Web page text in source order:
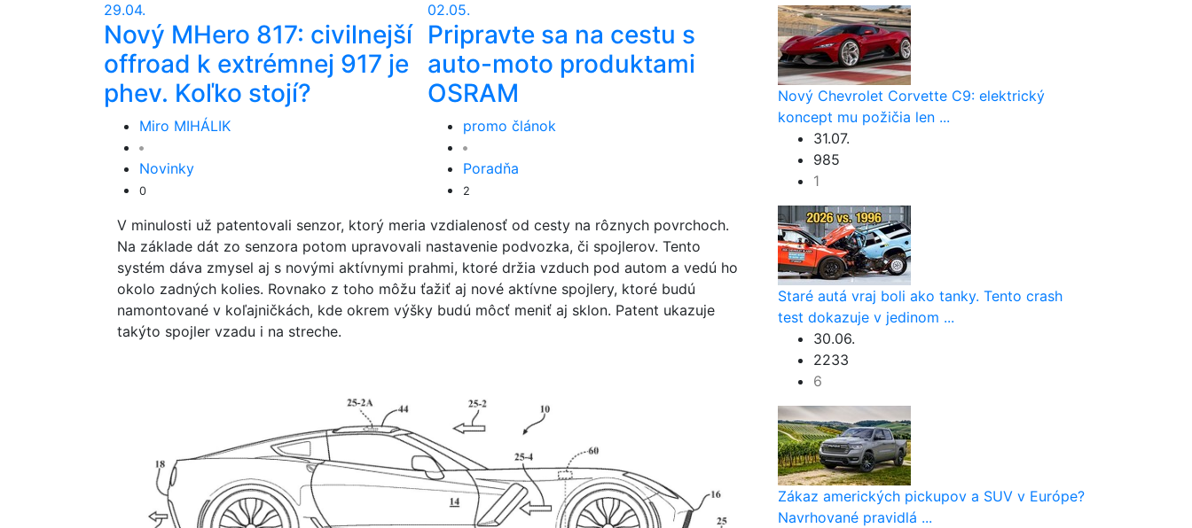
29.04.
Nový MHero 817: civilnejší
offroad k extrémnej 917 je
phev. Koľko stojí?
Miro MIHÁLIK
Novinky
0
02.05.
Pripravte sa na cestu s
auto-moto produktami
OSRAM
promo článok
Poradňa
2
V minulosti už patentovali senzor, ktorý meria vzdialenosť od cesty na rôznych povrchoch.
Na základe dát zo senzora potom upravovali nastavenie podvozka, či spojlerov. Tento
systém dáva zmysel aj s novými aktívnymi prahmi, ktoré držia vzduch pod autom a vedú ho
okolo zadných kolies. Rovnako z toho môžu ťažiť aj nové aktívne spojlery, ktoré budú
namontované v koľajničkách, kde okrem výšky budú môcť meniť aj sklon. Patent ukazuje
takýto spojler vzadu i na streche.
Nový Chevrolet Corvette C9: elektrický
koncept mu požičia len ...
31.07.
985
1
Staré autá vraj boli ako tanky. Tento crash
test dokazuje v jedinom ...
30.06.
2233
6
Zákaz amerických pickupov a SUV v Európe?
Navrhované pravidlá ...